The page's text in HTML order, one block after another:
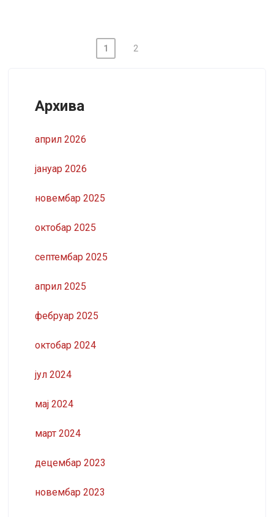
1 2
Архива
април 2026
јануар 2026
новембар 2025
октобар 2025
септембар 2025
април 2025
фебруар 2025
октобар 2024
јул 2024
мај 2024
март 2024
децембар 2023
новембар 2023